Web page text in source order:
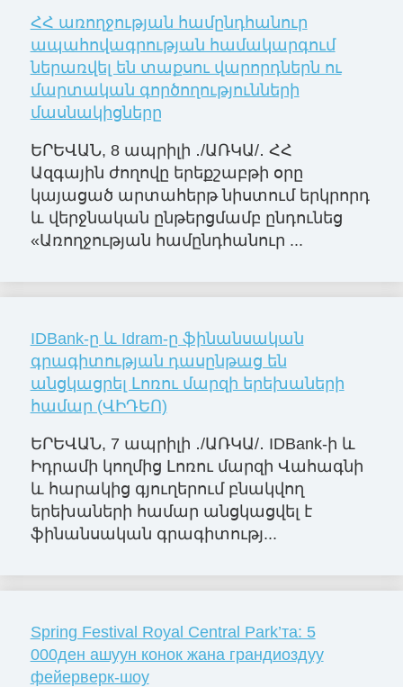
ՀՀ առողջության համընդհանուր
ապահովագրության համակարգում
ներառվել են տաքսու վարորդներն ու
մարտական գործողությունների
մասնակիցները
ԵՐԵՎԱՆ, 8 ապրիլի ․/ԱՌԿԱ/․ ՀՀ
Ազգային ժողովը երեքշաբթի օրը
կայացած արտահերթ նիստում երկրորդ
և վերջնական ընթերցմամբ ընդունեց
«Առողջության համընդհանուր ...
IDBank-ը և Idram-ը ֆինանսական
գրագիտության դասընթաց են
անցկացրել Լոռու մարզի երեխաների
համար (ՎԻԴԵՈ)
ԵՐԵՎԱՆ, 7 ապրիլի ․/ԱՌԿԱ/․ IDBank-ի և
Իդրամի կողմից Լոռու մարզի Վահագնի
և հարակից գյուղերում բնակվող
երեխաների համար անցկացվել է
ֆինանսական գրագիտությ...
Spring Festival Royal Central Park’та: 5
000ден ашуун конок жана грандиоздуу
фейерверк-шоу